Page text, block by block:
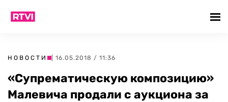
НОВОСТИ | 16.05.2018 / 11:36
«Супрематическую композицию»
Малевича продали с аукциона за